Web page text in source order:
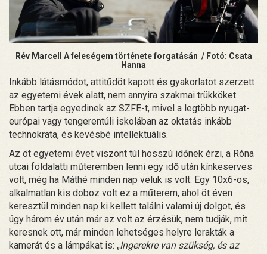
Rév Marcell A feleségem története forgatásán / Fotó: Csata
Hanna
Inkább látásmódot, attitűdöt kapott és gyakorlatot szerzett
az egyetemi évek alatt, nem annyira szakmai trükköket.
Ebben tartja egyedinek az SZFE-t, mivel a legtöbb nyugat-
európai vagy tengerentúli iskolában az oktatás inkább
technokrata, és kevésbé intellektuális.
Az öt egyetemi évet viszont túl hosszú időnek érzi, a Róna
utcai földalatti műteremben lenni egy idő után kínkeserves
volt, még ha Máthé minden nap velük is volt. Egy 10x6-os,
alkalmatlan kis doboz volt ez a műterem, ahol öt éven
keresztül minden nap ki kellett találni valami új dolgot, és
úgy három év után már az volt az érzésük, nem tudják, mit
keresnek ott, már minden lehetséges helyre lerakták a
kamerát és a lámpákat is: „Ingerekre van szükség, és az